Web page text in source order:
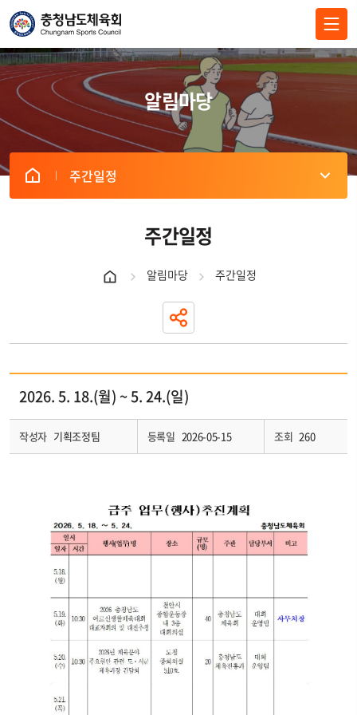
전체메뉴 닫기
알림마당
주간일정
주간일정
알림마당 주간일정
2026. 5. 18.(월) ~ 5. 24.(일)
작성자 기획조정팀 등록일 2026-05-15 조회 260